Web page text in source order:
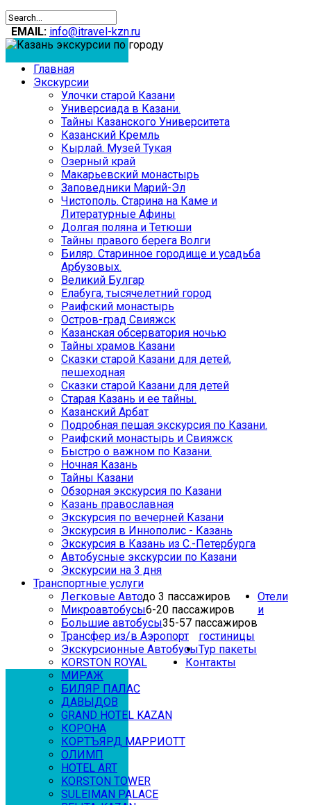
EMAIL: info@itravel-kzn.ru
Главная
Экскурсии
Улочки старой Казани
Универсиада в Казани.
Тайны Казанского Университета
Казанский Кремль
Кырлай. Музей Тукая
Озерный край
Макарьевский монастырь
Заповедники Марий-Эл
Чистополь. Старина на Каме и
Литературные Афины
Долгая поляна и Тетюши
Тайны правого берега Волги
Биляр. Старинное городище и усадьба
Арбузовых.
Великий Булгар
Елабуга, тысячелетний город
Раифский монастырь
Остров-град Свияжск
Казанская обсерватория ночью
Тайны храмов Казани
Сказки старой Казани для детей,
пешеходная
Сказки старой Казани для детей
Старая Казань и ее тайны.
Казанский Арбат
Подробная пешая экскурсия по Казани.
Раифский монастырь и Свияжск
Быстро о важном по Казани.
Ночная Казань
Тайны Казани
Обзорная экскурсия по Казани
Казань православная
Экскурсия по вечерней Казани
Экскурсия в Иннополис - Казань
Экскурсия в Казань из С.-Петербурга
Автобусные экскурсии по Казани
Экскурсии на 3 дня
Транспортные услуги
Легковые Автодо 3 пассажиров
Микроавтобусы6-20 пассажиров
Большие автобусы35-57 пассажиров
Трансфер из/в Аэропорт
Экскурсионные Автобусы
Отели
и
гостиницы
KORSTON ROYAL
МИРАЖ
БИЛЯР ПАЛАС
ДАВЫДОВ
GRAND HOTEL KAZAN
КОРОНА
КОРТЪЯРД МАРРИОТТ
ОЛИМП
HOTEL ART
KORSTON TOWER
SULEIMAN PALACE
Тур пакеты
Контакты